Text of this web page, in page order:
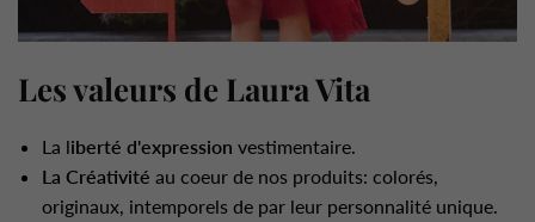
Les valeurs de Laura Vita
La liberté d'expression vestimentaire.
La Créativité au coeur de nos produits: colorés,
originaux, intemporels de par leur personnalité unique.